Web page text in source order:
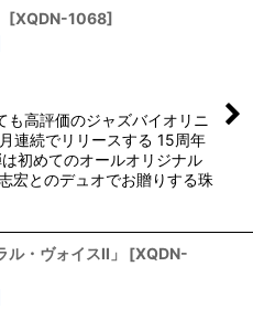
[XQDN-1068]
も高評価のジャズバイオリニ
連続でリリースする 15周年
初めてのオールオリジナル
宏とのデュオでお贈りする珠
・ヴォイスII」 [XQDN-